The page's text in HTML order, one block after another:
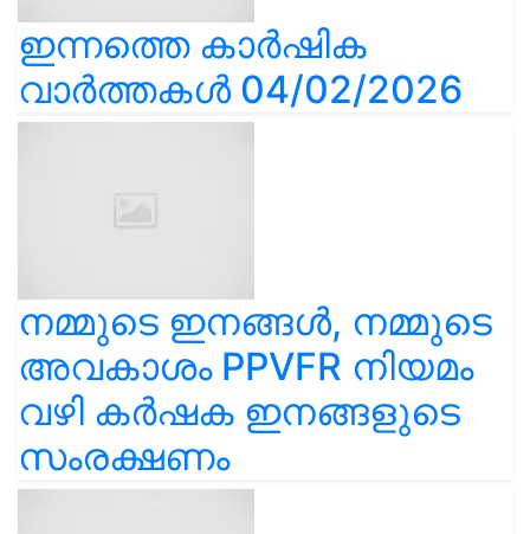
ഇന്നത്തെ കാർഷിക
വാർത്തകൾ 04/02/2026
നമ്മുടെ ഇനങ്ങൾ, നമ്മുടെ
അവകാശം PPVFR നിയമം
വഴി കർഷക ഇനങ്ങളുടെ
സംരക്ഷണം